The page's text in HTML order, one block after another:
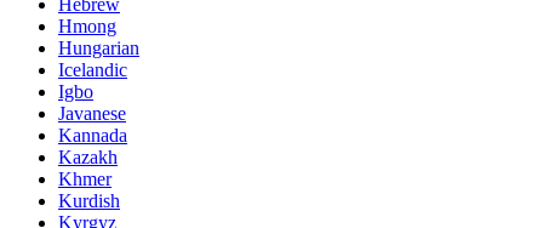
Hebrew
Hmong
Hungarian
Icelandic
Igbo
Javanese
Kannada
Kazakh
Khmer
Kurdish
Kyrgyz